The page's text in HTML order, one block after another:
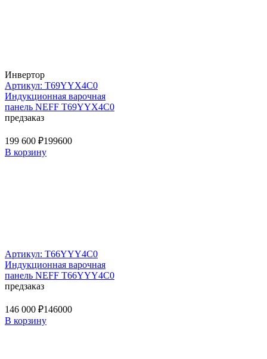
Инвертор
Артикул: T69YYX4C0
Индукционная варочная
панель NEFF T69YYX4C0
предзаказ
199 600 ₽199600
В корзину
Артикул: T66YYY4C0
Индукционная варочная
панель NEFF T66YYY4C0
предзаказ
146 000 ₽146000
В корзину